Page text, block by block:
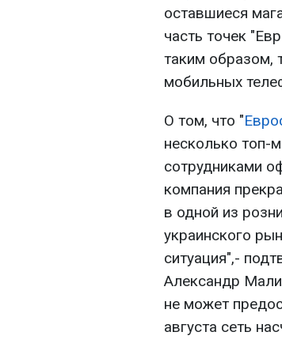
оставшиеся
часть точек
таким образом,
мобильных
О том, что "
несколько
сотрудниками
компания
в одной из
украинского
ситуация",-
Александр
не может
августа сеть